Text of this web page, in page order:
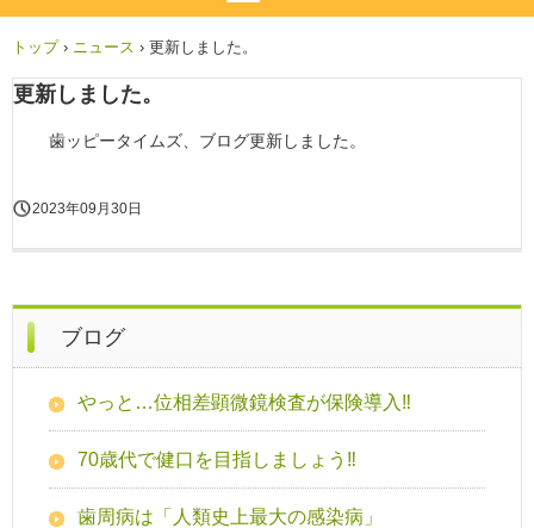
トップ › ニュース › 更新しました。
更新しました。
歯ッピータイムズ、ブログ更新しました。
2023年09月30日
ブログ
やっと…位相差顕微鏡検査が保険導入‼
70歳代で健口を目指しましょう‼
歯周病は「人類史上最大の感染病」